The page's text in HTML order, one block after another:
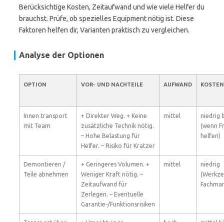
Berücksichtige Kosten, Zeitaufwand und wie viele Helfer du
brauchst. Prüfe, ob spezielles Equipment nötig ist. Diese
Faktoren helfen dir, Varianten praktisch zu vergleichen.
Analyse der Optionen
OPTION VOR- UND NACHTEILE AUFWAND
Innen transport
mit Team
+ Direkter Weg. + Keine
zusätzliche Technik nötig.
– Hohe Belastung für
Helfer. – Risiko für Kratzer
mittel
niedrig
(wenn
helfen)
Demontieren /
Teile abnehmen
+ Geringeres Volumen. +
Weniger Kraft nötig. –
Zeitaufwand für
Zerlegen. – Eventuelle
Garantie-/Funktionsrisiken
mittel
niedrig